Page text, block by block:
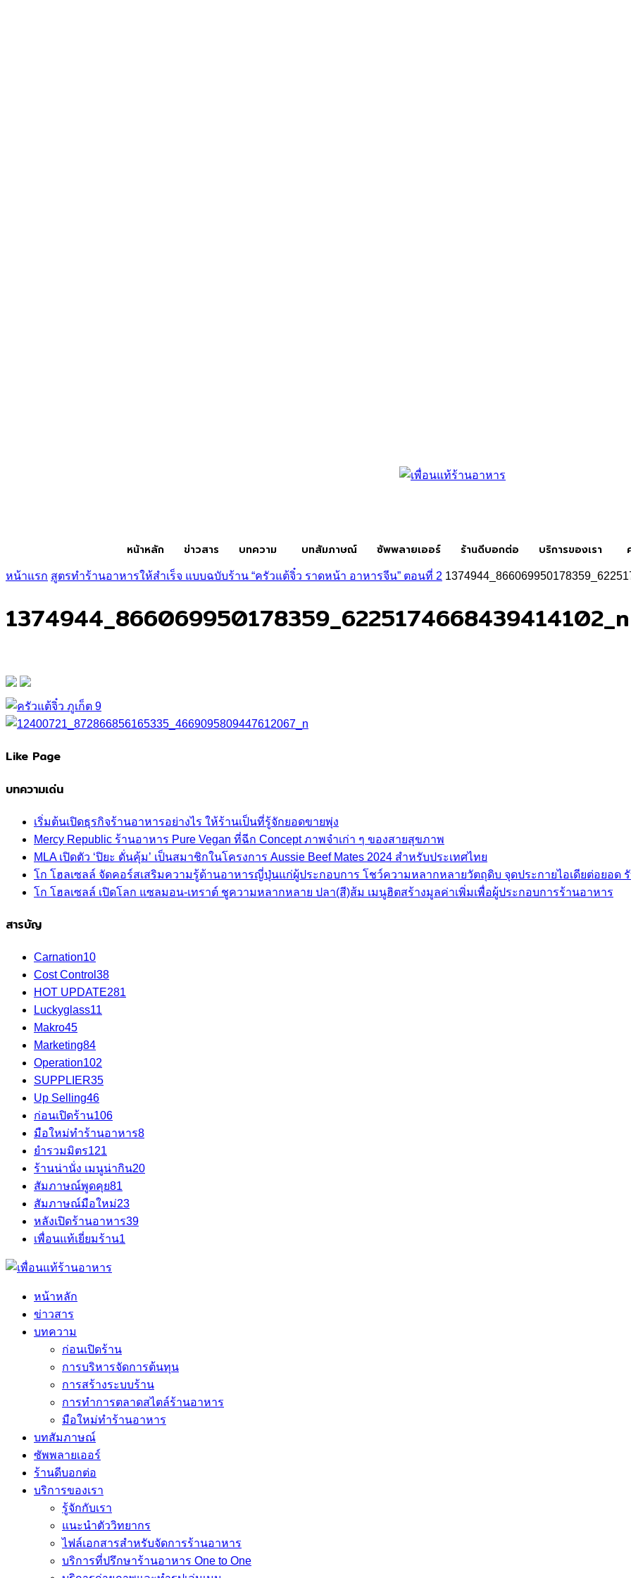
หน้าหลัก ข่าวสาร บทความ บทสัมภาษณ์ ซัพพลายเออร์ ร้านดีบอกต่อ บริการของเรา
หน้าแรก สูตรทำร้านอาหารให้สำเร็จ แบบฉบับร้าน “ครัวแต้จิ๋ว ราดหน้า อาหารจีน” ตอนที่ 2
1374944_866069950178359_6225174668439414102_n
Like Page
บทความเด่น
เริ่มต้นเปิดธุรกิจร้านอาหารอย่างไร ให้ร้านเป็นที่รู้จักยอดขายพุ่ง
Mercy Republic ร้านอาหาร Pure Vegan ที่ฉีก Concept ภาพจำเก่า ๆ ของสายสุขภาพ
MLA เปิดตัว ‘ปิยะ ดั่นคุ้ม’ เป็นสมาชิกในโครงการ Aussie Beef Mates 2024 สำหรับประเทศไทย
โก โฮลเซลล์ จัดคอร์สเสริมความรู้ด้านอาหารญี่ปุ่นแก่ผู้ประกอบการ โชว์ความหลากหลายวัตถุดิบ จุดประกายไอเดียต่อยอด
โก โฮลเซลล์ เปิดโลก แซลมอน-เทราต์ ชูความหลากหลาย ปลา(สี)ส้ม เมนูฮิตสร้างมูลค่าเพิ่มเพื่อผู้ประกอบการร้านอาหาร
สารบัญ
Carnation10
Cost Control 38
HOT UPDATE281
Luckyglass11
Makro45
Marketing84
Operation102
SUPPLIER35
Up Selling46
ก่อนเปิดร้าน106
มือใหม่ทำร้านอาหาร8
ยำรวมมิตร121
ร้านน่านั่ง เมนูน่ากิน20
สัมภาษณ์พูดคุย81
สัมภาษณ์มือใหม่23
หลังเปิดร้านอาหาร39
เพื่อนแท้เยี่ยมร้าน1
หน้าหลัก
ข่าวสาร
บทความ
ก่อนเปิดร้าน
การบริหารจัดการต้นทุน
การสร้างระบบร้าน
การทำการตลาดสไตล์ร้านอาหาร
มือใหม่ทำร้านอาหาร
บทสัมภาษณ์
ซัพพลายเออร์
ร้านดีบอกต่อ
บริการของเรา
รู้จักกับเรา
แนะนำตัววิทยากร
ไฟล์เอกสารสำหรับจัดการร้านอาหาร
บริการที่ปรึกษาร้านอาหาร One to One